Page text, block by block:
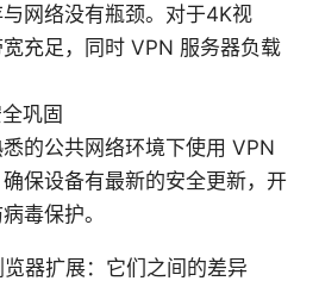
网络没有瓶颈。对于4K视
充足，同时 VPN 服务器负载
巩固
的公共网络环境下使用 VPN
保设备有最新的安全更新，开
毒保护。
器扩展：它们之间的差异